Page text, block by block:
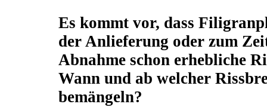
Es kommt vor, dass
der Anlieferung oder zum
Abnahme schon erhebliche
Wann und ab welcher
bemängeln?